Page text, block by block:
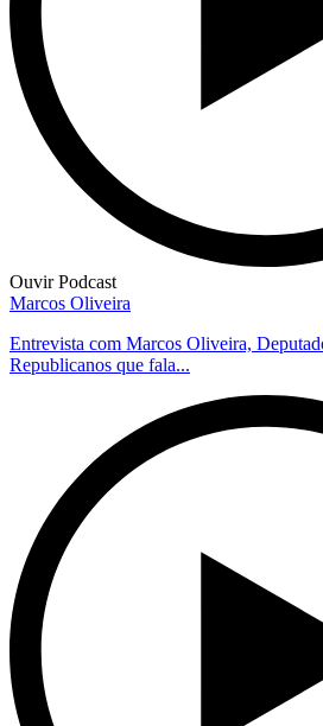
Ouvir Podcast
Marcos Oliveira
Entrevista com Marcos Oliveira,
Republicanos que fala...